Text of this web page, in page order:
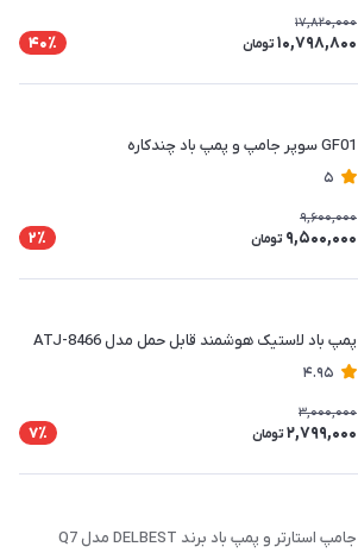
17,820,000
10,798,800 تومان 40٪
GF01 سوپر جامپ و پمپ باد چندکاره
5
9,600,000
9,500,000 تومان 2٪
پمپ باد لاستیک هوشمند قابل حمل مدل ATJ-8466
4.95
3,000,000
2,799,000 تومان 7٪
جامپ استارتر و پمپ باد برند DELBEST مدل Q7